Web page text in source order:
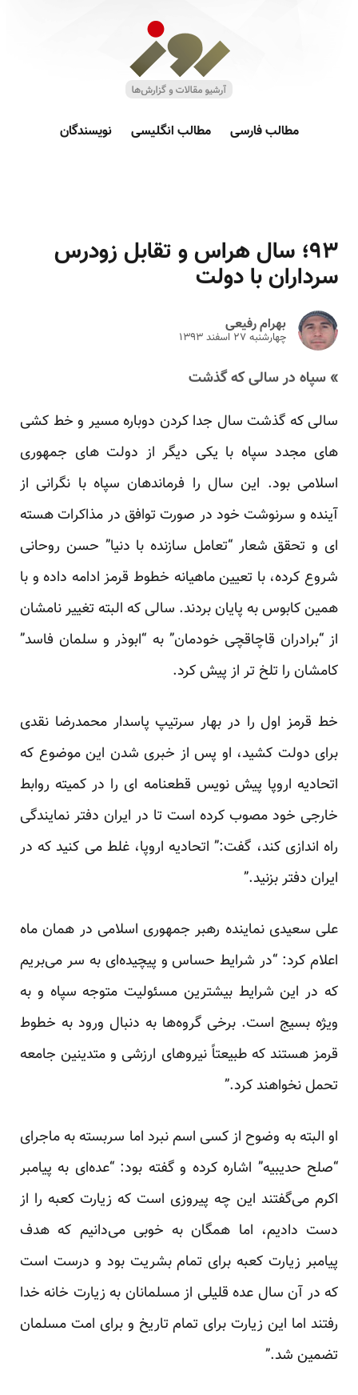
مطالب فارسی مطالب انگلیسی نویسندگان
۹۳؛ سال هراس و تقابل زودرس
سرداران با دولت
بهرام رفیعی
چهارشنبه ۲۷ اسفند ۱۳۹۳
» سپاه در سالی که گذشت
سالی که گذشت سال جدا کردن دوباره مسیر و خط کشی
های مجدد سپاه با یکی دیگر از دولت های جمهوری
اسلامی بود. این سال را فرماندهان سپاه با نگرانی از
آینده و سرنوشت خود در صورت توافق در مذاکرات هسته
ای و تحقق شعار “تعامل سازنده با دنیا” حسن روحانی
شروع کرده، با تعیین ماهیانه خطوط قرمز ادامه داده و با
همین کابوس به پایان بردند. سالی که البته تغییر نامشان
از “برادران قاچاقچی خودمان” به “ابوذر و سلمان فاسد”
کامشان را تلخ تر از پیش کرد.
خط قرمز اول را در بهار سرتیپ پاسدار محمدرضا نقدی
برای دولت کشید، او پس از خبری شدن این موضوع که
اتحادیه اروپا پیش نویس قطعنامه ای را در کمیته روابط
خارجی خود مصوب کرده است تا در ایران دفتر نمایندگی
راه اندازی کند، گفت:” اتحادیه اروپا، غلط می کنید که در
ایران دفتر بزنید.”
علی سعیدی نماینده رهبر جمهوری اسلامی در همان ماه
اعلام کرد: “در شرایط حساس و پیچیده‌ای به سر می‌بریم
که در این شرایط بیشترین مسئولیت متوجه سپاه و به
ویژه بسیج است. برخی گروه‌ها به دنبال ورود به خطوط
قرمز هستند که طبیعتاً نیروهای ارزشی و متدینین جامعه
تحمل نخواهند کرد.”
او البته به وضوح از کسی اسم نبرد اما سربسته به ماجرای
“صلح حدیبیه” اشاره کرده و گفته بود: “عده‌ای به پیامبر
اکرم می‌گفتند این چه پیروزی است که زیارت کعبه را از
دست دادیم، اما همگان به خوبی می‌دانیم که هدف
پیامبر زیارت کعبه برای تمام بشریت بود و درست است
که در آن سال عده قلیلی از مسلمانان به زیارت خانه خدا
رفتند اما این زیارت برای تمام تاریخ و برای امت مسلمان
تضمین شد.”